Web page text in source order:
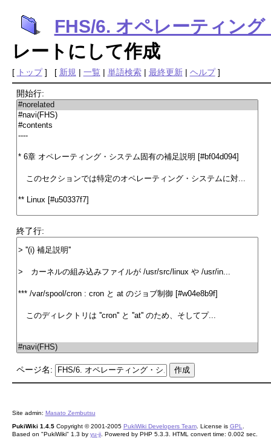
FHS/6. オペレーティン
レートにして作成
[ トップ] [ 新規 | 一覧 | 単語検索| 最終更新| ヘルプ]
開始行:
終了行:
ページ名:
Site admin: Masato Zembutsu
PukiWiki 1.4.5Copyright © 2001-2005 PukiWiki Developers Team. License is GPL
Based on "PukiWiki" 1.3 by yu-ji. Powered by PHP 5.3.3. HTML convert time: 0.002 sec.